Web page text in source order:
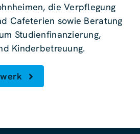
die Verpflegung
Cafeterien sowie Beratung
Studienfinanzierung,
Kinderbetreuung.